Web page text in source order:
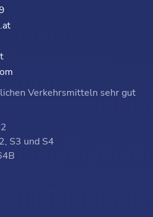
Verkehrsmitteln sehr gut
S3 und S4